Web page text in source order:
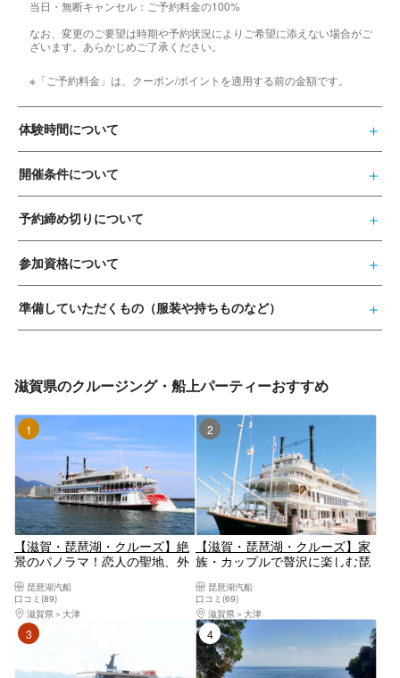
当日・無断キャンセル：ご予約料金の100%
なお、変更のご要望は時期や予約状況によりご希望に添えない場合がご
ざいます。あらかじめご了承ください。
※「ご予約料金」は、クーポン/ポイントを適用する前の金額です。
体験時間について
開催条件について
予約締め切りについて
参加資格について
準備していただくもの（服装や持ちものなど）
滋賀県のクルージング・船上パーティーおすすめ
1位
【滋賀・琵琶湖・クルーズ】絶
景のパノラマ！恋人の聖地、外
満喫しよう！（60分・大津港発
着）
琵琶湖汽船
口コミ(89)
滋賀県
大津
2位
【滋賀・琵琶湖・クルーズ】家
族・カップルで贅沢に楽しむ琵
ガンでゆったり琵琶湖を楽しも
う！（90分・大津港発着）
琵琶湖汽船
口コミ(69)
滋賀県
大津
4位